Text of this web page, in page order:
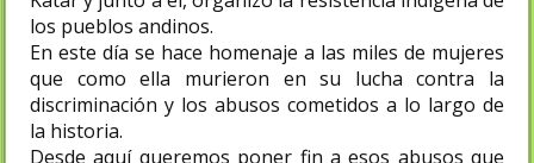
los pueblos andinos.
En este día se hace homenaje a las miles de mujeres
que como ella murieron en su lucha contra la
discriminación y los abusos cometidos a lo largo de
la historia.
Desde aquí queremos poner fin a esos abusos que